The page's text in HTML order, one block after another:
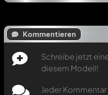
Kommentieren
Schreibe jetzt
diesem Modell!
Jeder